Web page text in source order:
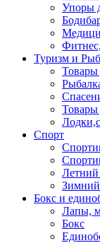
Упоры
Туризм и
Товары
Товары
Спорт
Летний
Зимний
Бокс и
Лапы,
Бокс